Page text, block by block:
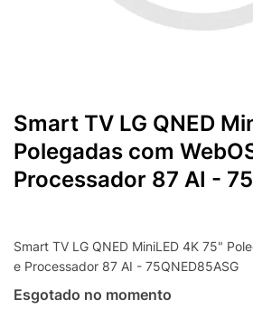
Smart TV LG QNED
Polegadas com
Processador 87 AI -
Smart TV LG QNED MiniLED 4K 75"
e Processador 87 AI - 75QNED85ASG
Esgotado no momento